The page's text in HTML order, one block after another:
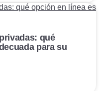
qué
para su